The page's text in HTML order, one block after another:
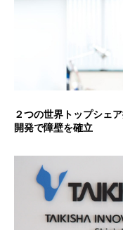
２つの世界トップシェ
開発で障壁を確立